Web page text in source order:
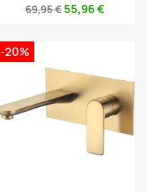
69,95 € 55,96 €
-20%